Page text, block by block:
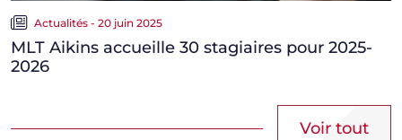
Actualités - 20 juin 2025
MLT Aikins accueille 30 stagiaires pour 2025-
2026
Voir tout